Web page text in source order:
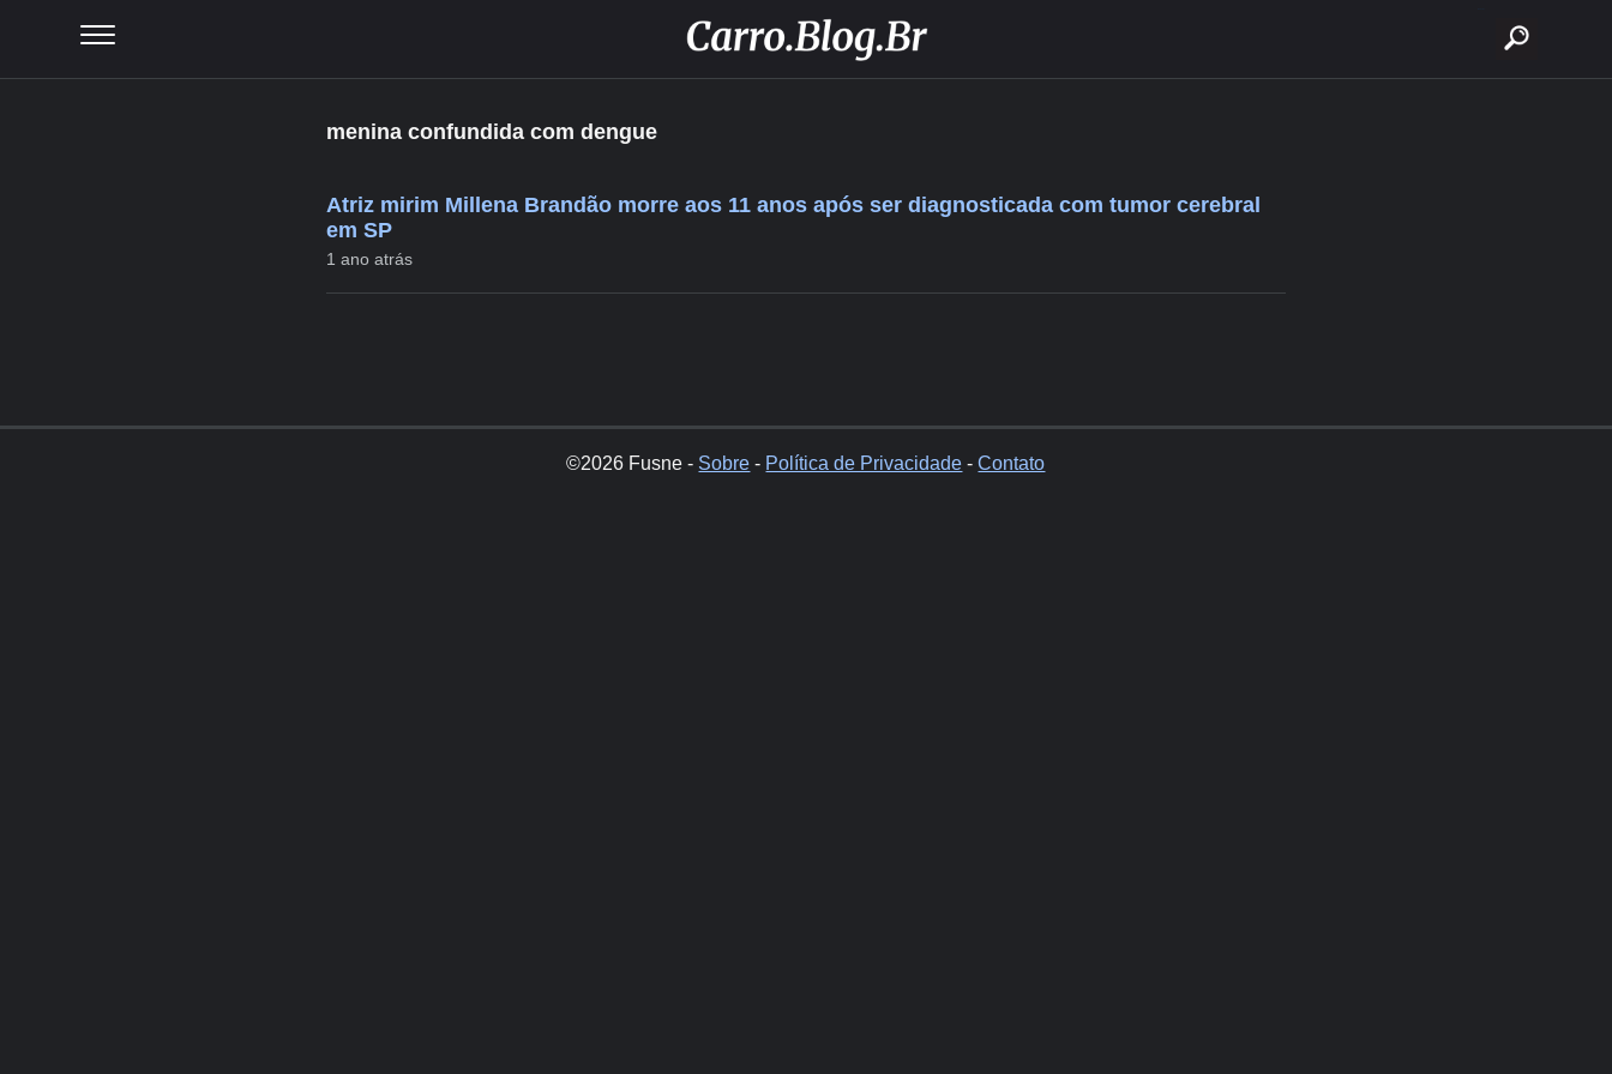
menina confundida com dengue
Atriz mirim Millena Brandão morre aos 11 anos após ser diagnosticada com tumor cerebral
em SP
1 ano atrás
©2026 Fusne - Sobre - Política de Privacidade -Contato